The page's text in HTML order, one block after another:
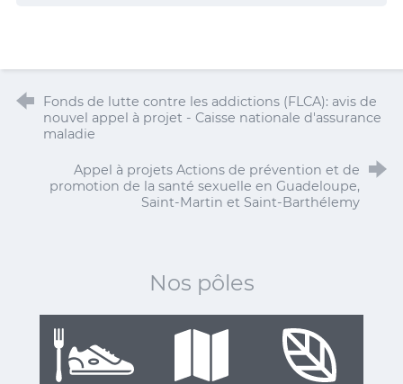
Fonds de lutte contre les addictions (FLCA): avis de
nouvel appel à projet - Caisse nationale d'assurance
maladie
Appel à projets Actions de prévention et de
promotion de la santé sexuelle en Guadeloupe,
Saint-Martin et Saint-Barthélemy
Nos pôles